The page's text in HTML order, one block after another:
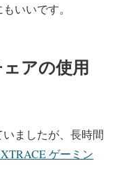
いいです。
アの使用
ましたが、長時間
ゲーミン